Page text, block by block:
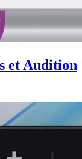
et Audition